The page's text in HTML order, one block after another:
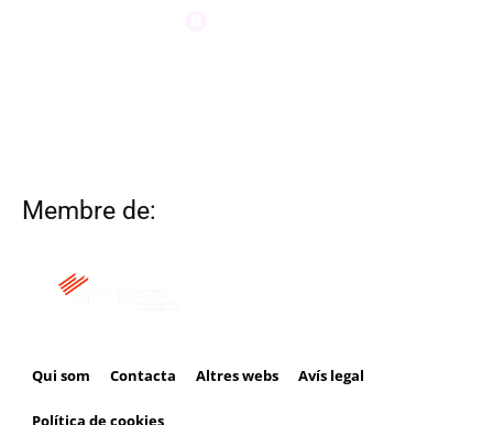
Membre de:
Qui som Contacta Altres webs Avís legal
Política de cookies